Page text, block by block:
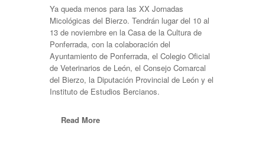
Ya queda menos para las XX Jornadas
Micológicas del Bierzo. Tendrán lugar del 10 al
13 de noviembre en la Casa de la Cultura de
Ponferrada, con la colaboración del
Ayuntamiento de Ponferrada, el Colegio Oficial
de Veterinarios de León, el Consejo Comarcal
del Bierzo, la Diputación Provincial de León y el
Instituto de Estudios Bercianos.
Read More